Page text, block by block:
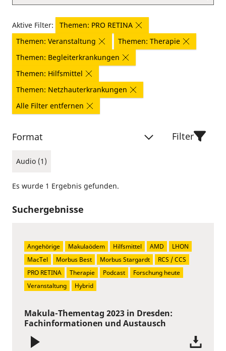
Aktive Filter:
Themen: PRO RETINA
Themen: Veranstaltung
Themen: Therapie
Themen: Begleiterkrankungen
Themen: Hilfsmittel
Themen: Netzhauterkrankungen
Alle Filter entfernen
Format
Audio (1)
Filter
Es wurde 1 Ergebnis gefunden.
Suchergebnisse
Makula-Thementag 2023 in Dresden:
Fachinformationen und Austausch
Angehörige Makulaödem Hilfsmittel AMD
LHON
MacTel
Morbus Best Morbus Stargardt
RCS / CCS
PRO RETINA
Therapie Podcast
Forschung heute
Veranstaltung
Hybrid